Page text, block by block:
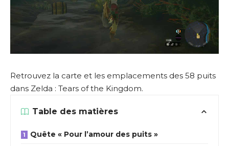
Retrouvez la carte et les emplacements des 58 puits
dans Zelda : Tears of the Kingdom.
Table des matières
Quête « Pour l’amour des puits »